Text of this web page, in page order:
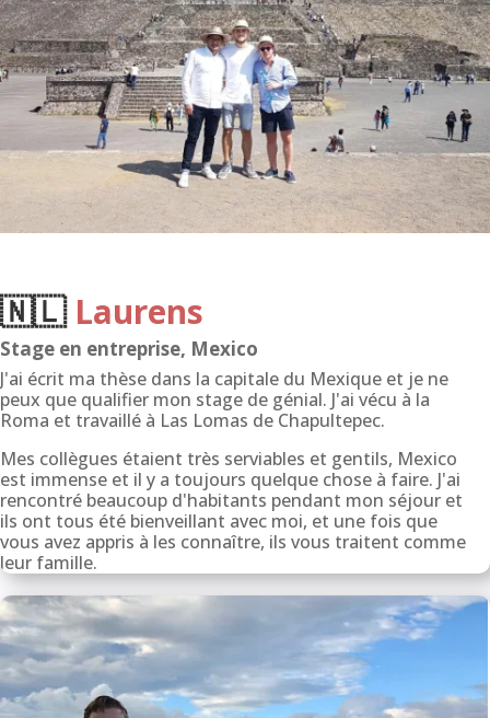
🇳🇱 Laurens
Stage en entreprise, Mexico
J'ai écrit ma thèse dans la capitale du Mexique et je ne
peux que qualifier mon stage de génial. J'ai vécu à la
Roma et travaillé à Las Lomas de Chapultepec.
Mes collègues étaient très serviables et gentils, Mexico
est immense et il y a toujours quelque chose à faire. J'ai
rencontré beaucoup d'habitants pendant mon séjour et
ils ont tous été bienveillant avec moi, et une fois que
vous avez appris à les connaître, ils vous traitent comme
leur famille.